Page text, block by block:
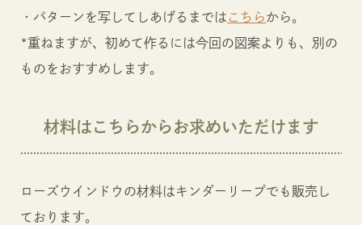
・パターンを写してしあげるまではこちらから。
*重ねますが、初めて作るには今回の図案よりも、別の
ものをおすすめします。
材料はこちらからお求めいただけます
ローズウインドウの材料はキンダーリープでも販売し
ております。